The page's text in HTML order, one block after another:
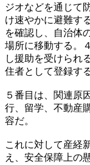
ジオなどを通じて
け速やかに避難す
を確認し、自治体
場所に移動する。
し援助を受けられ
住者として登録す
５番目は、関連原
行、留学、不動産
容だ。
これに対して産経
え、安全保障上の